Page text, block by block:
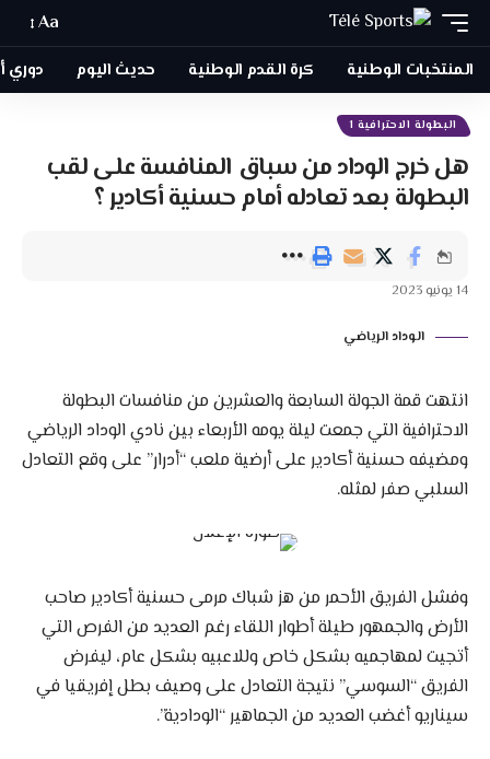
Aa
المنتخبات الوطنية كرة القدم الوطنية حديث اليوم دوري
البطولة الاحترافية 1
هل خرج الوداد من سباق المنافسة على لقب
البطولة بعد تعادله أمام حسنية أكادير ؟
الوداد الرياضي
انتهت قمة الجولة السابعة والعشرين من منافسات البطولة
الاحترافية التي جمعت ليلة يومه الأربعاء بين نادي الوداد الرياضي
ومضيفه حسنية أكادير على أرضية ملعب “أدرار” على وقع التعادل
السلبي صفر لمثله.
وفشل الفريق الأحمر من هز شباك مرمى حسنية أكادير صاحب
الأرض والجمهور طيلة أطوار اللقاء رغم العديد من الفرص التي
أتجيت لمهاجميه بشكل خاص وللاعبيه بشكل عام، ليفرض
الفريق “السوسي” نتيجة التعادل على وصيف بطل إفريقيا في
سيناريو أغضب العديد من الجماهير “الودادية”.